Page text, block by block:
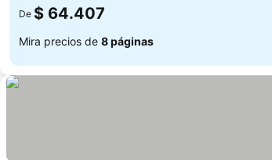
De $ 64.407
Mira precios de 8 páginas